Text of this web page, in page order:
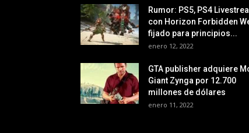
Rumor: PS5, PS4
con Horizon Forbidden
fijado para principios...
enero 12, 2022
GTA publisher adquiere
Giant Zynga por 12.700
millones de dólares
enero 11, 2022